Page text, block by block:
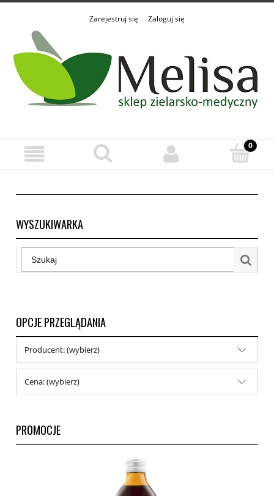
Zarejestruj się Zaloguj się
WYSZUKIWARKA
OPCJE PRZEGLĄDANIA
Producent: (wybierz)
Cena: (wybierz)
PROMOCJE